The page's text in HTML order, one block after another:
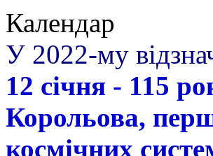
Календар
У 2022-му
12 січня - 115
Корольова,
космічних